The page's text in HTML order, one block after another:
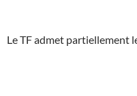
Le TF admet partiellement